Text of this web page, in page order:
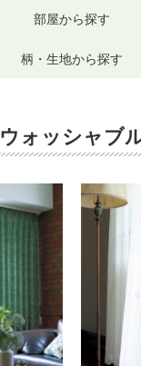
部屋から探す
柄・生地から探す
ウォッシャブ